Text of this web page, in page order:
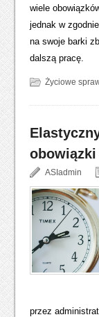
wiele
jednak w
na swoje barki
dalszą pracę.
Życiowe
obowiązki
ASIadmin
przez